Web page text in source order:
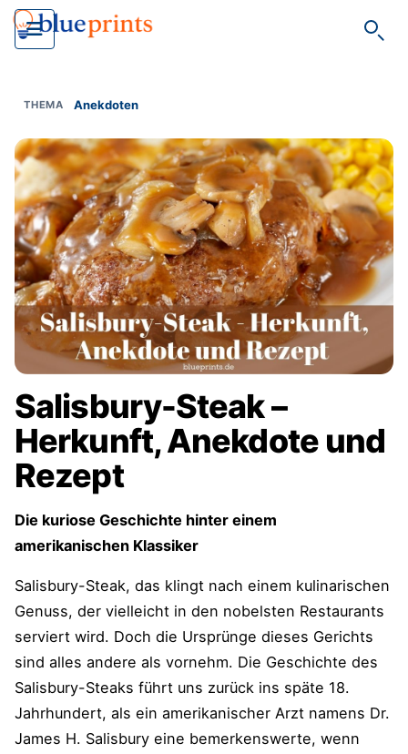
Anekdoten
Salisbury-Steak –
Herkunft, Anekdote und
Rezept
Die kuriose Geschichte hinter einem
amerikanischen Klassiker
Salisbury-Steak, das klingt nach einem kulinarischen
Genuss, der vielleicht in den nobelsten Restaurants
serviert wird. Doch die Ursprünge dieses Gerichts
sind alles andere als vornehm. Die Geschichte des
Salisbury-Steaks führt uns zurück ins späte 18.
Jahrhundert, als ein amerikanischer Arzt namens Dr.
James H. Salisbury eine bemerkenswerte, wenn